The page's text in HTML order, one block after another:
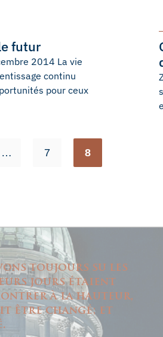
futur
2014 La vie
continu
pour ceux
… 7 8
toujours su les
jours étaient
à la hauteur,
être changé; et